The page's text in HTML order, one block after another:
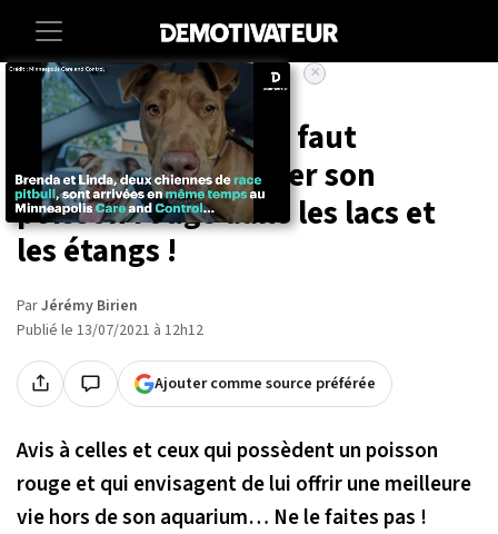
Accueil Societe Animaux
Voilà pourquoi il ne faut
absolument pas jeter son
poisson rouge dans les lacs et
les étangs !
ParJérémy Birien
Publié le 13/07/2021 à 12h12
Ajouter comme source préférée
Avis à celles et ceux qui possèdent un poisson
rouge et qui envisagent de lui offrir une meilleure
vie hors de son aquarium… Ne le faites pas !
×